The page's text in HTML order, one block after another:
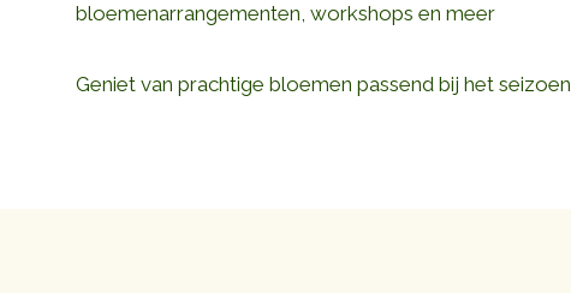
bloemenarrangementen, workshops en meer
Geniet van prachtige bloemen passend bij het seizoen